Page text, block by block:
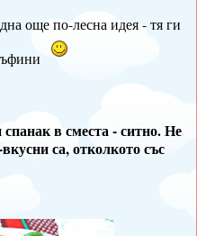
още по-лесна идея - тя ги
в сместа - ситно. Не
са, отколкото със